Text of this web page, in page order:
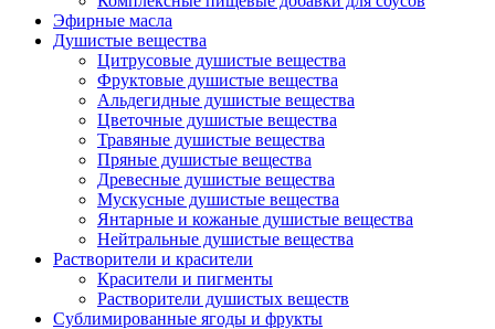
Эфирные масла
Душистые вещества
Цитрусовые душистые вещества
Фруктовые душистые вещества
Альдегидные душистые вещества
Цветочные душистые вещества
Травяные душистые вещества
Пряные душистые вещества
Древесные душистые вещества
Мускусные душистые вещества
Янтарные и кожаные душистые вещества
Нейтральные душистые вещества
Растворители и красители
Красители и пигменты
Растворители душистых веществ
Сублимированные ягоды и фрукты